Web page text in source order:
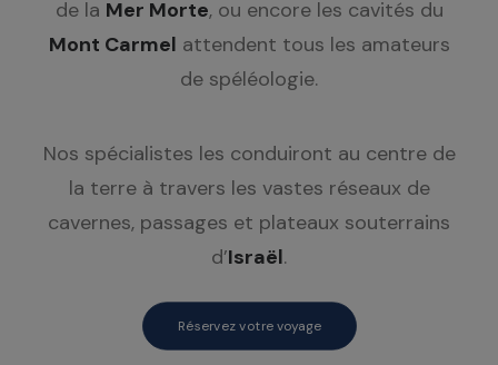
de la Mer Morte, ou encore les cavités du
Mont Carmel attendent tous les amateurs
de spéléologie.
Nos spécialistes les conduiront au centre de
la terre à travers les vastes réseaux de
cavernes, passages et plateaux souterrains
d’Israël.
Réservez votre voyage